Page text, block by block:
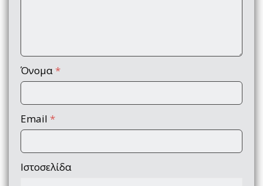
Όνομα *
Email *
Ιστοσελίδα